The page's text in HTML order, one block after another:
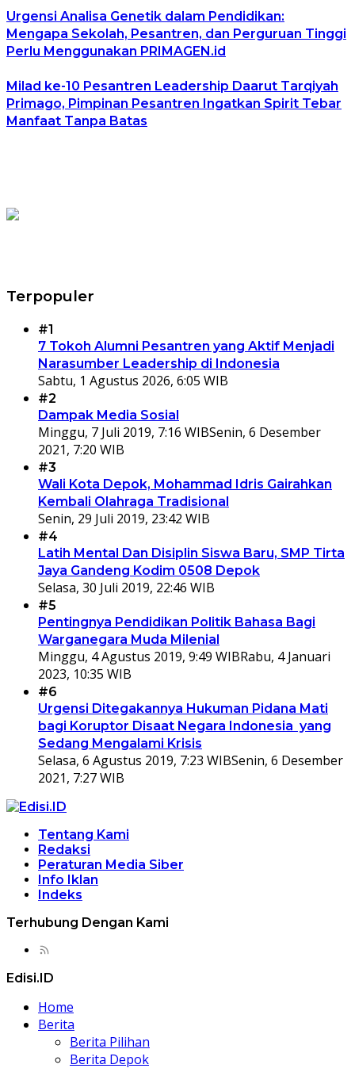
Urgensi Analisa Genetik dalam Pendidikan:
Mengapa Sekolah, Pesantren, dan Perguruan Tinggi
Perlu Menggunakan PRIMAGEN.id
Milad ke-10 Pesantren Leadership Daarut Tarqiyah
Primago, Pimpinan Pesantren Ingatkan Spirit Tebar
Manfaat Tanpa Batas
Terpopuler
#1
7 Tokoh Alumni Pesantren yang Aktif Menjadi
Narasumber Leadership di Indonesia
Sabtu, 1 Agustus 2026, 6:05 WIB
#2
Dampak Media Sosial
Minggu, 7 Juli 2019, 7:16 WIBSenin, 6 Desember
2021, 7:20 WIB
#3
Wali Kota Depok, Mohammad Idris Gairahkan
Kembali Olahraga Tradisional
Senin, 29 Juli 2019, 23:42 WIB
#4
Latih Mental Dan Disiplin Siswa Baru, SMP Tirta
Jaya Gandeng Kodim 0508 Depok
Selasa, 30 Juli 2019, 22:46 WIB
#5
Pentingnya Pendidikan Politik Bahasa Bagi
Warganegara Muda Milenial
Minggu, 4 Agustus 2019, 9:49 WIBRabu, 4 Januari
2023, 10:35 WIB
#6
Urgensi Ditegakannya Hukuman Pidana Mati
bagi Koruptor Disaat Negara Indonesia yang
Sedang Mengalami Krisis
Selasa, 6 Agustus 2019, 7:23 WIBSenin, 6 Desember
2021, 7:27 WIB
Tentang Kami
Redaksi
Peraturan Media Siber
Info Iklan
Indeks
Terhubung Dengan Kami
Edisi.ID
Home
Berita
Berita Pilihan
Berita Depok